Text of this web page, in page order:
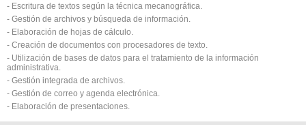
- Escritura de textos según la técnica mecanográfica.
- Gestión de archivos y búsqueda de información.
- Elaboración de hojas de cálculo.
- Creación de documentos con procesadores de texto.
- Utilización de bases de datos para el tratamiento de la información
administrativa.
- Gestión integrada de archivos.
- Gestión de correo y agenda electrónica.
- Elaboración de presentaciones.